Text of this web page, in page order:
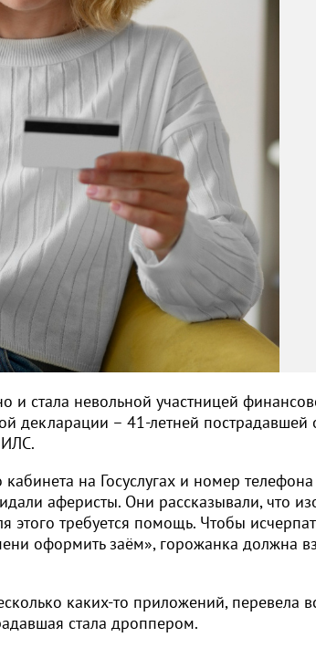
и стала невольной участницей
декларации – 41-летней пострадавшей
на Госуслугах и номер телефона
аферисты. Они рассказывали, что
требуется помощь. Чтобы
оформить заём», горожанка должна
каких-то приложений, перевела
стала дроппером.